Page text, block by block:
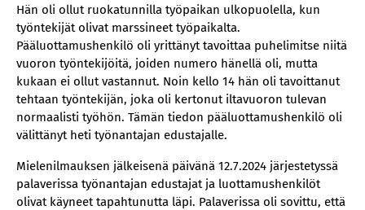
Hän oli ollut ruokatunnilla työpaikan ulkopuolella, kun
työntekijät olivat marssineet työpaikalta.
Pääluottamushenkilö oli yrittänyt tavoittaa puhelimitse niitä
vuoron työntekijöitä, joiden numero hänellä oli, mutta
kukaan ei ollut vastannut. Noin kello 14 hän oli tavoittanut
tehtaan työntekijän, joka oli kertonut iltavuoron tulevan
normaalisti työhön. Tämän tiedon pääluottamushenkilö oli
välittänyt heti työnantajan edustajalle.
Mielenilmauksen jälkeisenä päivänä 12.7.2024 järjestetyssä
palaverissa työnantajan edustajat ja luottamushenkilöt
olivat käyneet tapahtunutta läpi. Palaverissa oli sovittu, että